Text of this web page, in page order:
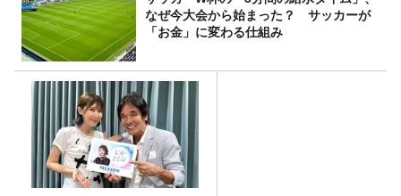
なぜ今大会から始まった？ サッカーが
「お金」に変わる仕組み